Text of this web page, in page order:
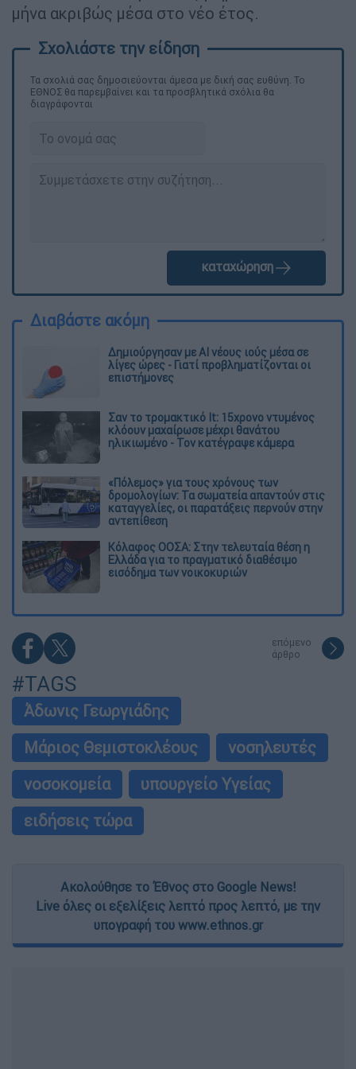
μήνα ακριβώς μέσα στο νέο έτος.
Τα σχολιά σας δημοσιεύονται άμεσα με δική σας ευθύνη. Το
ΕΘΝΟΣ θα παρεμβαίνει και τα προσβλητικά σχόλια θα
διαγράφονται
καταχώρηση
Διαβάστε ακόμη
Δημιούργησαν με AI νέους ιούς μέσα σε
λίγες ώρες - Γιατί προβληματίζονται οι
επιστήμονες
Σαν το τρομακτικό It: 15χρονο ντυμένος
κλόουν μαχαίρωσε μέχρι θανάτου
ηλικιωμένο - Τον κατέγραψε κάμερα
«Πόλεμος» για τους χρόνους των
δρομολογίων: Τα σωματεία απαντούν στις
καταγγελίες, οι παρατάξεις περνούν στην
αντεπίθεση
Κόλαφος ΟΟΣΑ: Στην τελευταία θέση η
Ελλάδα για το πραγματικό διαθέσιμο
εισόδημα των νοικοκυριών
επόμενο
άρθρο
#TAGS
Άδωνις Γεωργιάδης
Μάριος Θεμιστοκλέους
νοσηλευτές
νοσοκομεία
υπουργείο Υγείας
ειδήσεις τώρα
Ακολούθησε το Έθνος στο Google News!
Live όλες οι εξελίξεις λεπτό προς λεπτό, με την
υπογραφή του www.ethnos.gr